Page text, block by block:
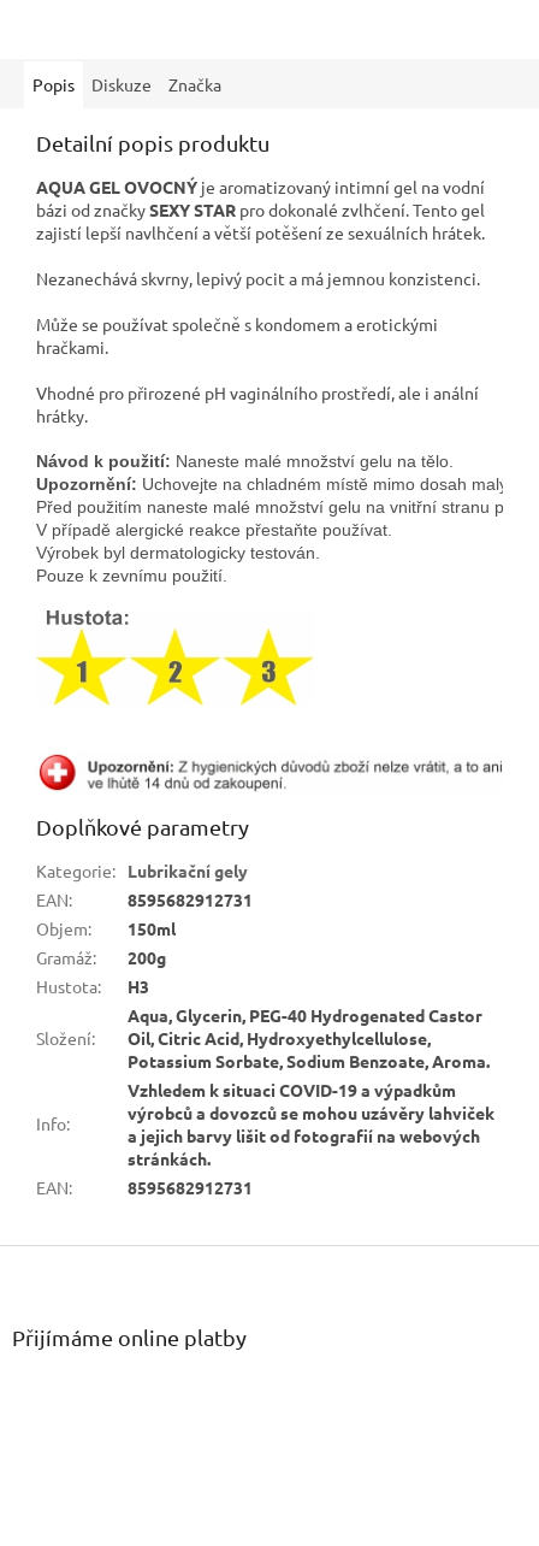
Popis Diskuze Značka
Detailní popis produktu
AQUA GEL OVOCNÝ je aromatizovaný intimní gel na vodní
bázi od značkySEXY STAR pro dokonalé zvlhčení. Tento gel
zajistí lepší navlhčení a větší potěšení ze sexuálních hrátek.
Nezanechává skvrny, lepivý pocit a má jemnou konzistenci.
Může se používat společně s kondomem a erotickými
hračkami.
Vhodné pro přirozené pH vaginálního prostředí, ale i anální
hrátky.
Návod k použití: Naneste malé množství gelu na tělo.
Upozornění: Uchovejte na chladném místě mimo dosah malých
Před použitím naneste malé množství gelu na vnitřní stranu
V případě alergické reakce přestaňte používat.
Výrobek byl dermatologicky testován.
Pouze k zevnímu použití.
Doplňkové parametry
Kategorie:
Lubrikační gely
EAN:
8595682912731
Objem:
150ml
Gramáž:
200g
Hustota: H3
Složení:
Aqua, Glycerin, PEG-40 Hydrogenated Castor
Oil, Citric Acid, Hydroxyethylcellulose,
Potassium Sorbate, Sodium Benzoate, Aroma.
Info:
Vzhledem k situaci COVID-19 a výpadkům
výrobců a dovozců se mohou uzávěry lahviček
a jejich barvy lišit od fotografií na webových
stránkách.
EAN: 8595682912731
Přijímáme online platby